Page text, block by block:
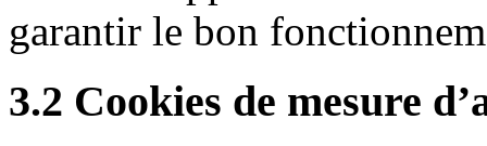
garantir le bon
3.2 Cookies de mesure